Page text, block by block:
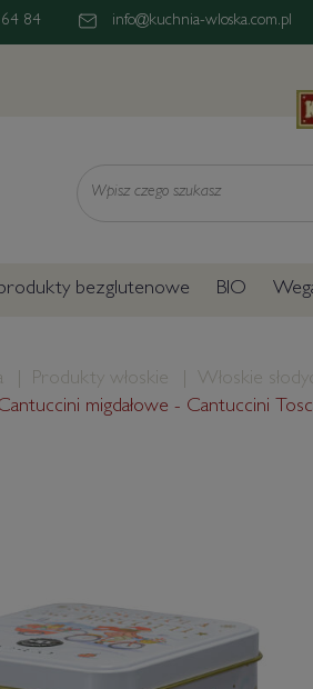
84 info@kuchnia-wloska.com.pl
bezglutenowe BIO
Produkty włoskie Włoskie
migdałowe - Cantuccini